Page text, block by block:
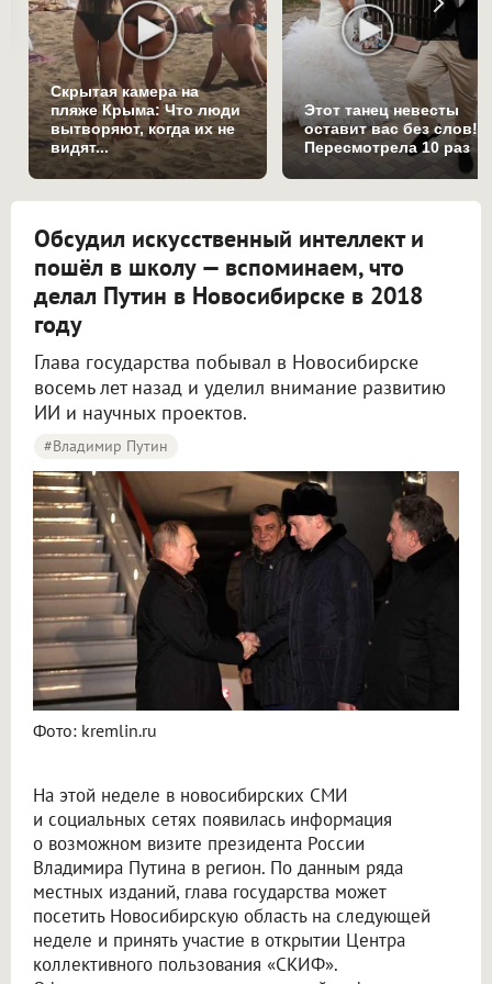
Скрытая камера на
пляже Крыма: Что люди
вытворяют, когда их не
видят...
Этот танец невесты
оставит вас без слов!
Пересмотрела 10 раз
Обсудил искусственный интеллект и
пошёл в школу — вспоминаем, что
делал Путин в Новосибирске в 2018
году
Глава государства побывал в Новосибирске
восемь лет назад и уделил внимание развитию
ИИ и научных проектов.
#Владимир Путин
Фото: kremlin.ru
На этой неделе в новосибирских СМИ
и социальных сетях появилась информация
о возможном визите президента России
Владимира Путина в регион. По данным ряда
местных изданий, глава государства может
посетить Новосибирскую область на следующей
неделе и принять участие в открытии Центра
коллективного пользования «СКИФ».